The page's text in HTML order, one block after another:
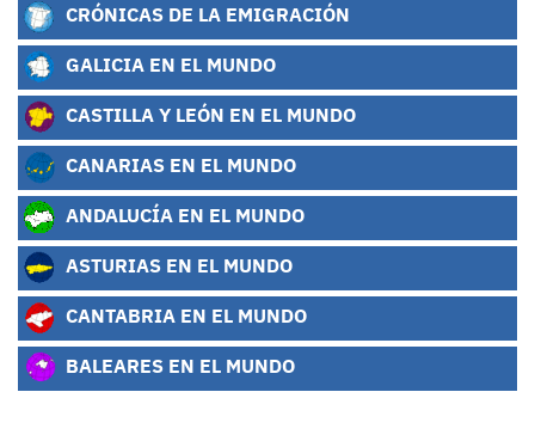
CRÓNICAS DE LA EMIGRACIÓN
GALICIA EN EL MUNDO
CASTILLA Y LEÓN EN EL MUNDO
CANARIAS EN EL MUNDO
ANDALUCÍA EN EL MUNDO
ASTURIAS EN EL MUNDO
CANTABRIA EN EL MUNDO
BALEARES EN EL MUNDO